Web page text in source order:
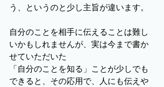
う、というのと少し主旨が違います。
自分のことを相手に伝えることは難し
いかもしれませんが、実は今まで書か
せていただいた
「自分のことを知る」ことが少しでも
できると、その応用で、人にも伝えや